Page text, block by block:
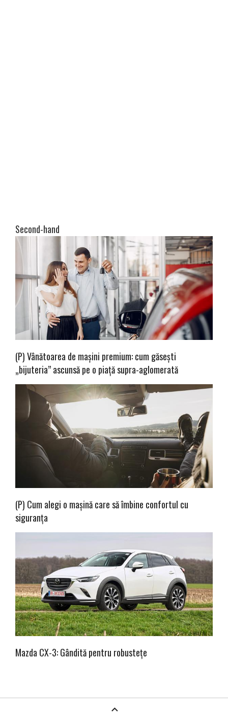
Second-hand
(P) Vânătoarea de mașini premium: cum găsești
„bijuteria” ascunsă pe o piață supra-aglomerată
(P) Cum alegi o mașină care să îmbine confortul cu
siguranța
Mazda CX-3: Gândită pentru robustețe